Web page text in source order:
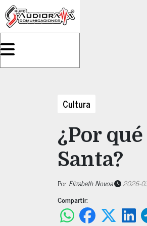
Cultura
¿Por
Santa?
Por Elizabeth Novoa
2026-
Compartir: